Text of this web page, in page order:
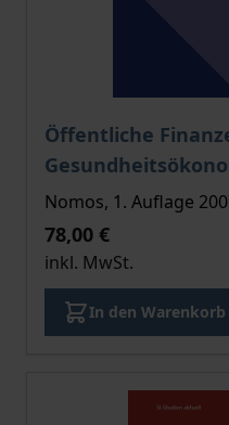
Öffentliche
Der Preis dieses
Nomos, 1. Auflage
78,00 €
inkl. MwSt.
In den Warenkorb